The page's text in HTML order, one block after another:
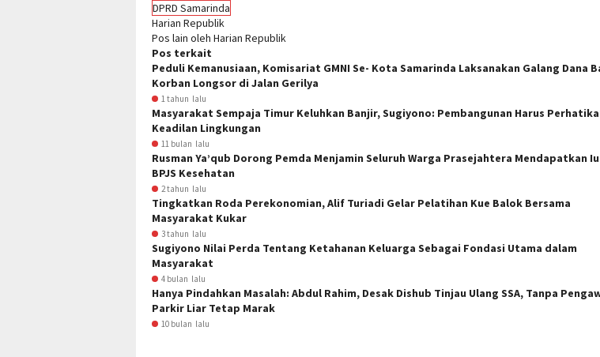
DPRD Samarinda
Harian Republik
Pos lain oleh Harian Republik
Pos terkait
Peduli Kemanusiaan, Komisariat GMNI Se- Kota Samarinda Laksanakan Galang Dana
Korban Longsor di Jalan Gerilya
1 tahun lalu
Masyarakat Sempaja Timur Keluhkan Banjir, Sugiyono: Pembangunan Harus
Keadilan Lingkungan
11 bulan lalu
Rusman Ya’qub Dorong Pemda Menjamin Seluruh Warga Prasejahtera Mendapatkan
BPJS Kesehatan
2 tahun lalu
Tingkatkan Roda Perekonomian, Alif Turiadi Gelar Pelatihan Kue Balok Bersama
Masyarakat Kukar
3 tahun lalu
Sugiyono Nilai Perda Tentang Ketahanan Keluarga Sebagai Fondasi Utama dalam
Masyarakat
4 bulan lalu
Hanya Pindahkan Masalah: Abdul Rahim, Desak Dishub Tinjau Ulang SSA, Tanpa
Parkir Liar Tetap Marak
10 bulan lalu